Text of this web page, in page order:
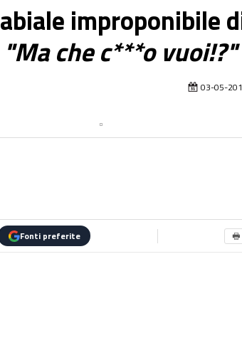
improponibile
"Ma che c***o vuoi!?"
03-05-
Fonti preferite 🖶